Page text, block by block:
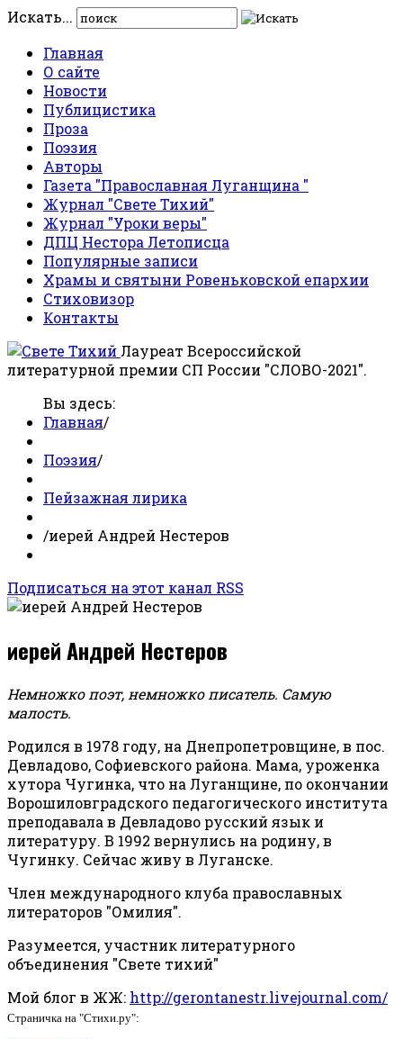
Искать...
Главная
О сайте
Новости
Публицистика
Проза
Поэзия
Авторы
Газета "Православная Луганщина "
Журнал "Свете Тихий"
Журнал "Уроки веры"
ДПЦ Нестора Летописца
Популярные записи
Храмы и святыни Ровеньковской епархии
Стиховизор
Контакты
Лауреат Всероссийской
литературной премии СП России "СЛОВО-2021".
Вы здесь:
Главная/
Поэзия/
Пейзажная лирика
/иерей Андрей Нестеров
Подписаться на этот канал RSS
иерей Андрей Нестеров
Немножко поэт, немножко писатель. Самую
малость.
Родился в 1978 году, на Днепропетровщине, в пос.
Девладово, Софиевского района. Мама, уроженка
хутора Чугинка, что на Луганщине, по окончании
Ворошиловградского педагогического института
преподавала в Девладово русский язык и
литературу. В 1992 вернулись на родину, в
Чугинку. Сейчас живу в Луганске.
Член международного клуба православных
литераторов "Омилия".
Разумеется, участник литературного
объединения "Свете тихий"
Мой блог в ЖЖ: http://gerontanestr.livejournal.com/
Страничка на "Стихи.ру":